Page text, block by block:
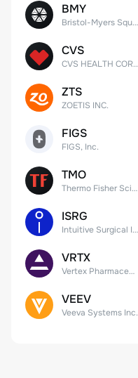
BMY
Bristol-Myers Squibb Co.
CVS
CVS HEALTH CORPORATION
ZTS
ZOETIS INC.
FIGS
FIGS, Inc.
TMO
Thermo Fisher Scientific, Inc.
ISRG
Intuitive Surgical Inc.
VRTX
Vertex Pharmaceuticals Inc
VEEV
Veeva Systems Inc.